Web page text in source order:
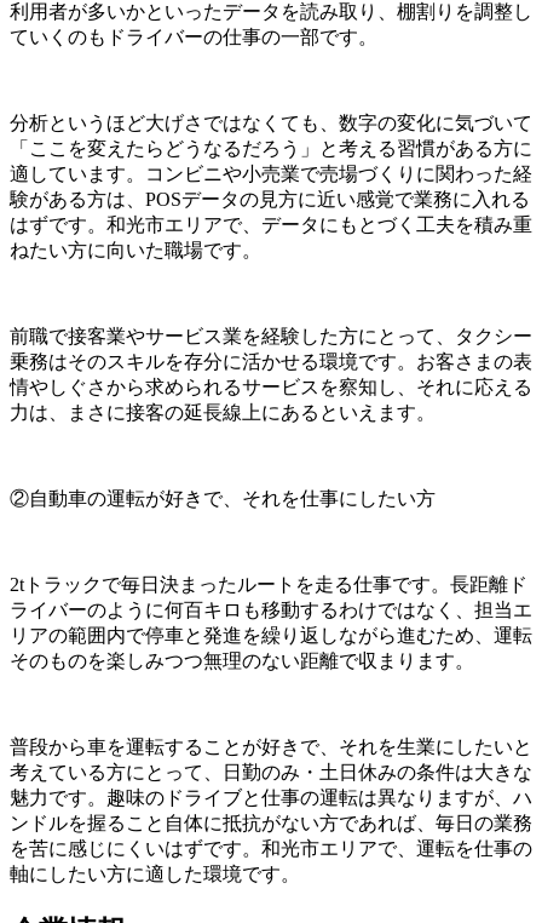
利用者が多いかといったデータを読み取り、棚割りを調整し
ていくのもドライバーの仕事の一部です。
分析というほど大げさではなくても、数字の変化に気づいて
「ここを変えたらどうなるだろう」と考える習慣がある方に
適しています。コンビニや小売業で売場づくりに関わった経
験がある方は、POSデータの見方に近い感覚で業務に入れる
はずです。和光市エリアで、データにもとづく工夫を積み重
ねたい方に向いた職場です。
前職で接客業やサービス業を経験した方にとって、タクシー
乗務はそのスキルを存分に活かせる環境です。お客さまの表
情やしぐさから求められるサービスを察知し、それに応える
力は、まさに接客の延長線上にあるといえます。
②自動車の運転が好きで、それを仕事にしたい方
2tトラックで毎日決まったルートを走る仕事です。長距離ド
ライバーのように何百キロも移動するわけではなく、担当エ
リアの範囲内で停車と発進を繰り返しながら進むため、運転
そのものを楽しみつつ無理のない距離で収まります。
普段から車を運転することが好きで、それを生業にしたいと
考えている方にとって、日勤のみ・土日休みの条件は大きな
魅力です。趣味のドライブと仕事の運転は異なりますが、ハ
ンドルを握ること自体に抵抗がない方であれば、毎日の業務
を苦に感じにくいはずです。和光市エリアで、運転を仕事の
軸にしたい方に適した環境です。